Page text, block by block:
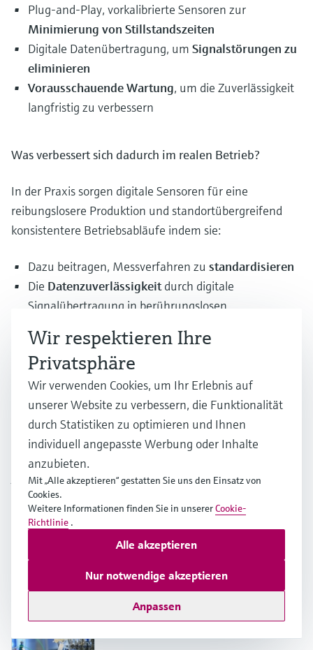
Plug-and-Play, vorkalibrierte Sensoren zur
Minimierung von Stillstandszeiten
Digitale Datenübertragung, um Signalstörungen zu
eliminieren
Vorausschauende Wartung, um die Zuverlässigkeit
langfristig zu verbessern
Was verbessert sich dadurch im realen Betrieb?
In der Praxis sorgen digitale Sensoren für eine
reibungslosere Produktion und standortübergreifend
konsistentere Betriebsabläufe indem sie:
Dazu beitragen, Messverfahren zu standardisieren
Die Datenzuverlässigkeitdurch digitale
Signalübertragung in berührungslosen
Wartungs-undKalibriervorgänge vereinfachen
Diese Vorteile werden zunehmend wichtiger, wenn
Prozesse im großen Maßstab in einen cGMP-Betrieb
rund um die Uhr übergehen.
Artikel
Verwandte Artikel zum Thema
Scale-up
Scale-up & Scale-out
Wir respektieren Ihre
Privatsphäre
Wir verwenden Cookies, um Ihr Erlebnis auf
unserer Website zu verbessern, die Funktionalität
durch Statistiken zu optimieren und Ihnen
individuell angepasste Werbung oder Inhalte
anzubieten.
Mit „Alle akzeptieren“ gestatten Sie uns den Einsatz von
Cookies.
Weitere Informationen finden Sie in unsererCookie-
Richtlinie .
Anpassen
Nur notwendige akzeptieren
Alle akzeptieren